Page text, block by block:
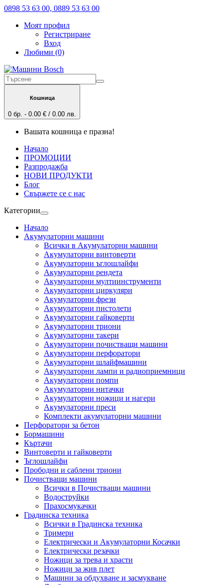
0898 53 63 00, 0889 53 63 00
Моят профил
Регистриране
Вход
Любими (0)
Кошница
0 бр. - 0.00 € / 0.00 лв.
Вашата кошница е празна!
Начало
ПРОМОЦИИ
Разпродажба
НОВИ ПРОДУКТИ
Блог
Свържете се с нас
Категории
Начало
Акумулаторни машини
Всички в Акумулаторни машини
Акумулаторни винтоверти
Акумулаторни ъглошлайфи
Акумулаторни рендета
Акумулаторни мултиинструменти
Акумулаторни циркуляри
Акумулаторни фрези
Акумулаторни пистолети
Акумулаторни гайковерти
Акумулаторни триони
Акумулаторни такери
Акумулаторни почистващи машини
Акумулаторни перфоратори
Акумулаторни шлайфмашини
Акумулаторни лампи и радиоприемници
Акумулаторни помпи
Акумулаторни нитачки
Акумулаторни ножици и нагери
Акумулаторни преси
Комплекти акумулаторни машини
Перфоратори за бетон
Бормашини
Къртачи
Винтоверти и гайковерти
Ъглошлайфи
Прободни и саблени триони
Почистващи машини
Всички в Почистващи машини
Водоструйки
Прахосмукачки
Градинска техника
Всички в Градинска техника
Тримери
Електрически и Акумулаторни Косачки
Електрически резачки
Ножици за трева и храсти
Ножици за жив плет
Машини за обдухване и засмукване